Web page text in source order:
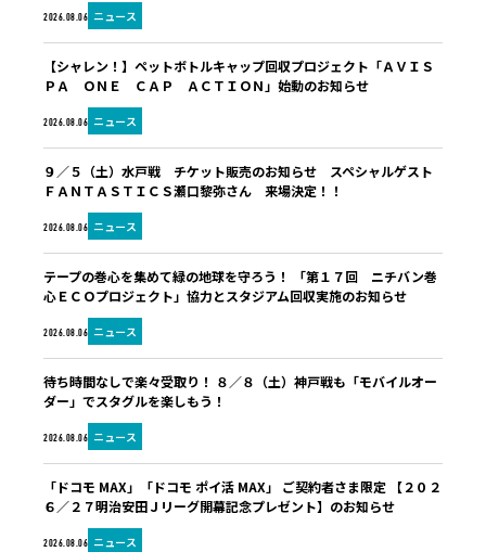
2026.08.06 ニュース
2026.08.06 ニュース
【シャレン！】ペットボトルキャップ回収プロジェクト「ＡＶＩＳ
ＰＡ ＯＮＥ ＣＡＰ ＡＣＴＩＯＮ」始動のお知らせ
2026.08.06 ニュース
９／５（土）水戸戦 チケット販売のお知らせ スペシャルゲスト
ＦＡＮＴＡＳＴＩＣＳ瀬口黎弥さん 来場決定！！
2026.08.06 ニュース
テープの巻心を集めて緑の地球を守ろう！ 「第１７回 ニチバン巻
心ＥＣＯプロジェクト」協力とスタジアム回収実施のお知らせ
2026.08.06 ニュース
待ち時間なしで楽々受取り！ ８／８（土）神戸戦も「モバイルオー
ダー」でスタグルを楽しもう！
2026.08.06 ニュース
「ドコモ MAX」「ドコモ ポイ活 MAX」 ご契約者さま限定 【２０２
６／２７明治安田Ｊリーグ開幕記念プレゼント】のお知らせ